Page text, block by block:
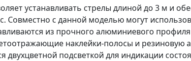
устанавливать стрелы длиной до 3 м и
Совместно с данной моделью могут
из прочного алюминиевого
наклейки-полосы и
двухцветной подсветкой для индикации